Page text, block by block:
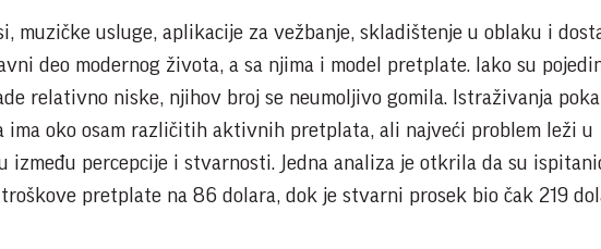
muzičke usluge, aplikacije za vežbanje, skladištenje u oblaku i
deo modernog života, a sa njima i model pretplate. Iako su
relativno niske, njihov broj se neumoljivo gomila. Istraživanja
ima oko osam različitih aktivnih pretplata, ali najveći problem leži u
između percepcije i stvarnosti. Jedna analiza je otkrila da su
troškove pretplate na 86 dolara, dok je stvarni prosek bio čak 219